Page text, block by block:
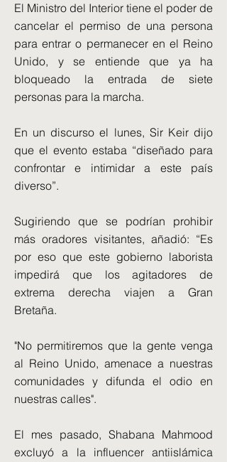
El Ministro del Interior tiene el poder de
cancelar el permiso de una persona
para entrar o permanecer en el Reino
Unido, y se entiende que ya ha
bloqueado la entrada de siete
personas para la marcha.
En un discurso el lunes, Sir Keir dijo
que el evento estaba “diseñado para
confrontar e intimidar a este país
diverso”.
Sugiriendo que se podrían prohibir
más oradores visitantes, añadió: “Es
por eso que este gobierno laborista
impedirá que los agitadores de
extrema derecha viajen a Gran
Bretaña.
"No permitiremos que la gente venga
al Reino Unido, amenace a nuestras
comunidades y difunda el odio en
nuestras calles".
El mes pasado, Shabana Mahmood
excluyó a la influencer antiislámica